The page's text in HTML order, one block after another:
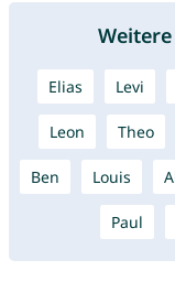
Elias Levi
Leon Theo
Ben Louis
Paul